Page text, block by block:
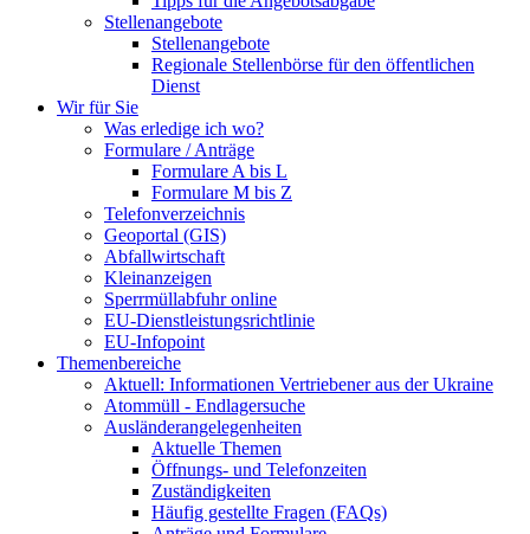
Stellenangebote
Stellenangebote
Regionale Stellenbörse für den öffentlichen
Dienst
Wir für Sie
Was erledige ich wo?
Formulare / Anträge
Formulare A bis L
Formulare M bis Z
Telefonverzeichnis
Geoportal (GIS)
Abfallwirtschaft
Kleinanzeigen
Sperrmüllabfuhr online
EU-Dienstleistungsrichtlinie
EU-Infopoint
Themenbereiche
Aktuell: Informationen Vertriebener aus der Ukraine
Atommüll - Endlagersuche
Ausländerangelegenheiten
Aktuelle Themen
Öffnungs- und Telefonzeiten
Zuständigkeiten
Häufig gestellte Fragen (FAQs)